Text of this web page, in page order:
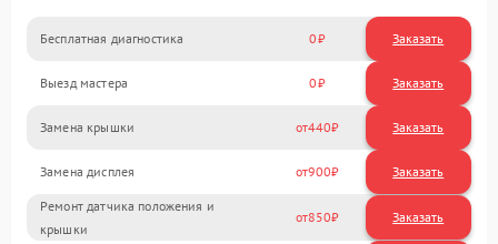
Бесплатная диагностика 0 Заказать
Выезд мастера 0 Заказать
Замена крышки 440
Замена дисплея 900
Ремонт датчика положения и
крышки
850